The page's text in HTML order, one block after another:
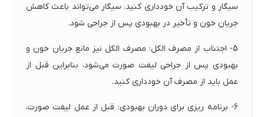
سیگار و ترکیب آن خودداری کنید. سیگار می‌تواند باعث کاهش
جریان خون و تأخیر در بهبودی پس از جراحی شود.
5- اجتناب از مصرف الکل: مصرف الکل نیز مانع جریان خون و
بهبودی پس از جراحی لیفت صورت می‌شود، بنابراین قبل از
عمل باید از مصرف آن خودداری کنید.
6- برنامه ریزی برای دوران بهبودی: قبل از عمل لیفت صورت،